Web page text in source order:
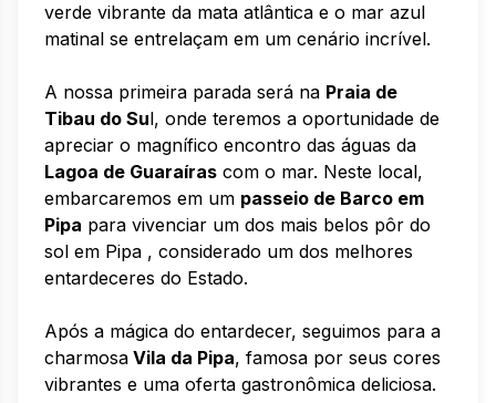
verde vibrante da mata atlântica e o mar azul
matinal se entrelaçam em um cenário incrível.
A nossa primeira parada será na Praia de
Tibau do Sul, onde teremos a oportunidade de
apreciar o magnífico encontro das águas da
Lagoa de Guaraíras com o mar. Neste local,
embarcaremos em um passeio de Barco em
Pipa para vivenciar um dos mais belos pôr do
sol em Pipa , considerado um dos melhores
entardeceres do Estado.
Após a mágica do entardecer, seguimos para a
charmosa Vila da Pipa, famosa por seus cores
vibrantes e uma oferta gastronômica deliciosa.